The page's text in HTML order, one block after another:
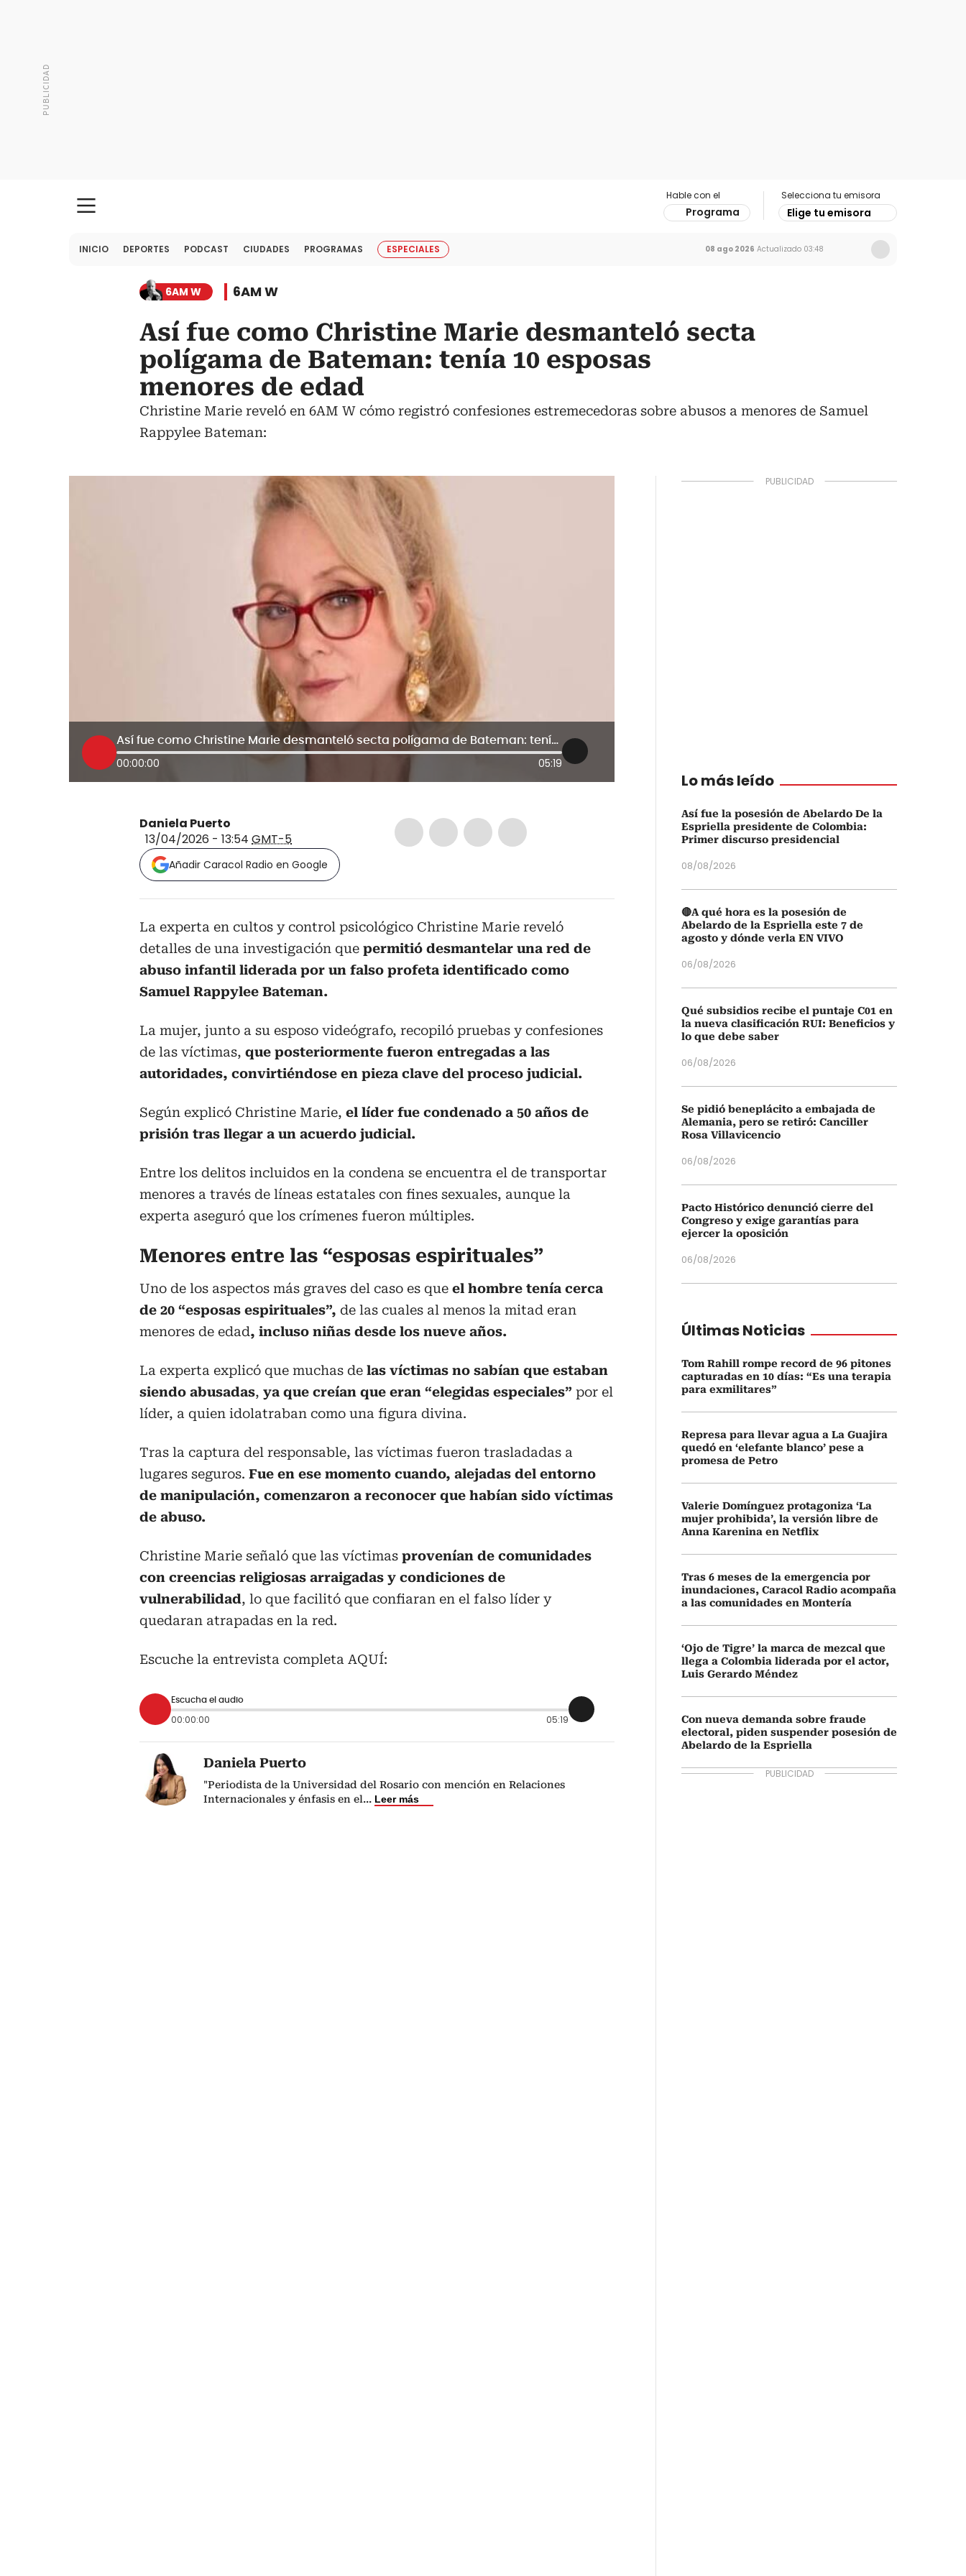
Hable con el
Programa
Selecciona tu emisora
Elige tu emisora
INICIO DEPORTES PODCAST CIUDADES PROGRAMAS ESPECIALES 08 ago 2026 Actualizado 03:48
6AM W 6AM W
Así fue como Christine Marie desmanteló secta
polígama de Bateman: tenía 10 esposas
menores de edad
Christine Marie reveló en 6AM W cómo registró confesiones estremecedoras sobre abusos a menores de Samuel
Rappylee Bateman:
Así fue como Christine Marie desmanteló secta polígama de Bateman: tenía 10 esposas menores de edad
00:00:00 05:19
Daniela Puerto
13/04/2026 - 13:54 GMT-5
Añadir Caracol Radio en Google
La experta en cultos y control psicológico Christine Marie reveló
detalles de una investigación que permitió desmantelar una red de
abuso infantil liderada por un falso profeta identificado como
Samuel Rappylee Bateman.
La mujer, junto a su esposo videógrafo, recopiló pruebas y confesiones
de las víctimas, que posteriormente fueron entregadas a las
autoridades, convirtiéndose en pieza clave del proceso judicial.
Según explicó Christine Marie, el líder fue condenado a 50 años de
prisión tras llegar a un acuerdo judicial.
Entre los delitos incluidos en la condena se encuentra el de transportar
menores a través de líneas estatales con fines sexuales, aunque la
experta aseguró que los crímenes fueron múltiples.
Menores entre las “esposas espirituales”
Uno de los aspectos más graves del caso es que el hombre tenía cerca
de 20 “esposas espirituales”, de las cuales al menos la mitad eran
menores de edad, incluso niñas desde los nueve años.
La experta explicó que muchas de las víctimas no sabían que estaban
siendo abusadas, ya que creían que eran “elegidas especiales” por el
líder, a quien idolatraban como una figura divina.
Tras la captura del responsable, las víctimas fueron trasladadas a
lugares seguros. Fue en ese momento cuando, alejadas del entorno
de manipulación, comenzaron a reconocer que habían sido víctimas
de abuso.
Christine Marie señaló que las víctimas provenían de comunidades
con creencias religiosas arraigadas y condiciones de
vulnerabilidad, lo que facilitó que confiaran en el falso líder y
quedaran atrapadas en la red.
Escuche la entrevista completa AQUÍ:
Escucha el audio
00:00:00 05:19
Daniela Puerto
"Periodista de la Universidad del Rosario con mención en Relaciones
Internacionales y énfasis en el... Leer más
Lo más leído
Así fue la posesión de Abelardo De la
Espriella presidente de Colombia:
Primer discurso presidencial
08/08/2026
🔴A qué hora es la posesión de
Abelardo de la Espriella este 7 de
agosto y dónde verla EN VIVO
06/08/2026
Qué subsidios recibe el puntaje C01 en
la nueva clasificación RUI: Beneficios y
lo que debe saber
06/08/2026
Se pidió beneplácito a embajada de
Alemania, pero se retiró: Canciller
Rosa Villavicencio
06/08/2026
Pacto Histórico denunció cierre del
Congreso y exige garantías para
ejercer la oposición
06/08/2026
Últimas Noticias
Tom Rahill rompe record de 96 pitones
capturadas en 10 días: “Es una terapia
para exmilitares”
Represa para llevar agua a La Guajira
quedó en ‘elefante blanco’ pese a
promesa de Petro
Valerie Domínguez protagoniza ‘La
mujer prohibida’, la versión libre de
Anna Karenina en Netflix
Tras 6 meses de la emergencia por
inundaciones, Caracol Radio acompaña
a las comunidades en Montería
‘Ojo de Tigre’ la marca de mezcal que
llega a Colombia liderada por el actor,
Luis Gerardo Méndez
Con nueva demanda sobre fraude
electoral, piden suspender posesión de
Abelardo de la Espriella